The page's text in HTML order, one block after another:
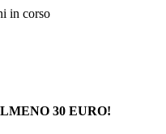
in corso
30 EURO!